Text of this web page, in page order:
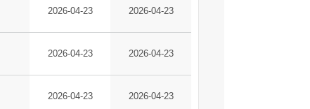
2026-04-23 2026-04-23
2026-04-23 2026-04-23
2026-04-23 2026-04-23